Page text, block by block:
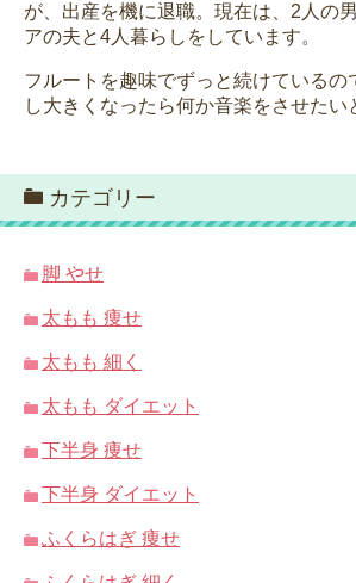
が、出産を機に退職。現在は、2人の
アの夫と4人暮らしをしています。
フルートを趣味でずっと続けているの
し大きくなったら何か音楽をさせたい
カテゴリー
脚 やせ
太もも 痩せ
太もも 細く
太もも ダイエット
下半身 痩せ
下半身 ダイエット
ふくらはぎ 痩せ